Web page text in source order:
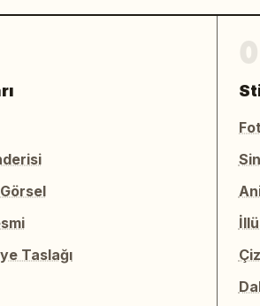
Taslağı